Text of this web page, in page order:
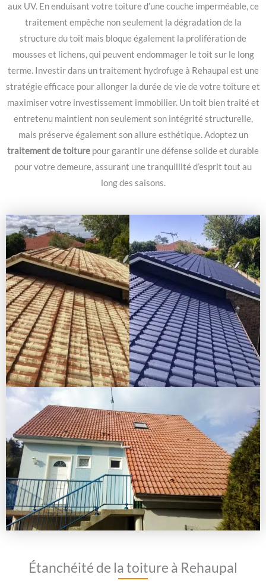
aux UV. En enduisant votre toiture d’une couche imperméable, ce
traitement empêche non seulement la dégradation de la
structure du toit mais bloque également la prolifération de
mousses et lichens, qui peuvent endommager le toit sur le long
terme. Investir dans un traitement hydrofuge à Rehaupal est une
stratégie efficace pour allonger la durée de vie de votre toiture et
maximiser votre investissement immobilier. Un toit bien traité et
entretenu maintient non seulement son intégrité structurelle,
mais préserve également son allure esthétique. Adoptez un
traitement de toiture pour garantir une défense solide et durable
pour votre demeure, assurant une tranquillité d’esprit tout au
long des saisons.
Étanchéité de la toiture à Rehaupal